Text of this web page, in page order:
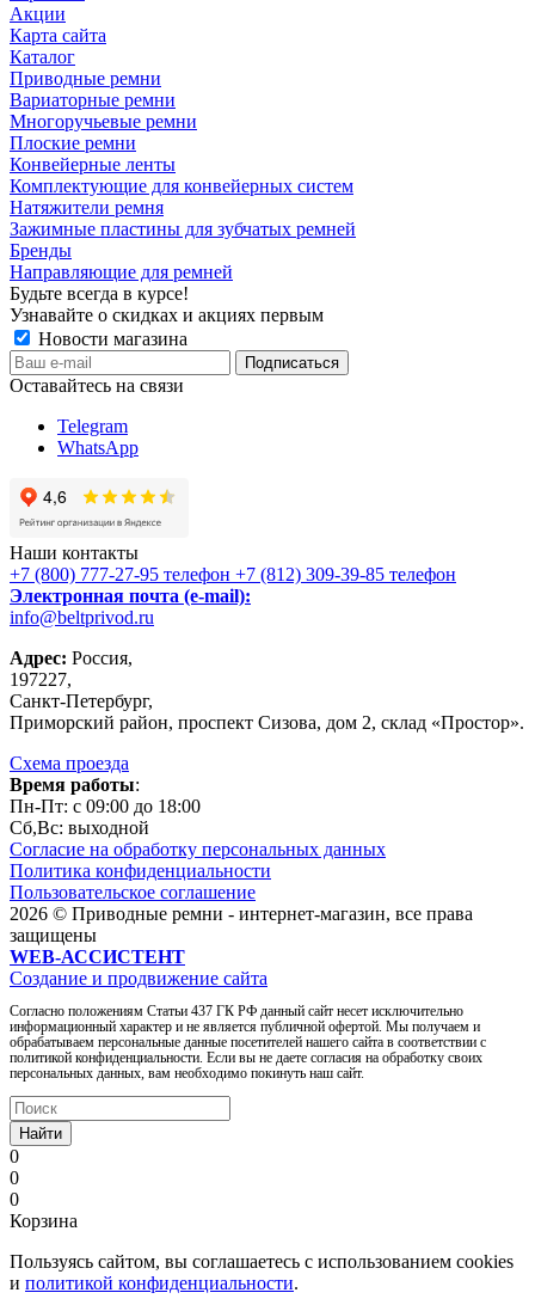
Акции
Карта сайта
Каталог
Приводные ремни
Вариаторные ремни
Многоручьевые ремни
Плоские ремни
Конвейерные ленты
Комплектующие для конвейерных систем
Натяжители ремня
Зажимные пластины для зубчатых ремней
Бренды
Направляющие для ремней
Будьте всегда в курсе!
Узнавайте о скидках и акциях первым
Новости магазина
Оставайтесь на связи
Telegram
WhatsApp
Наши контакты
+7 (800) 777-27-95 телефон +7 (812) 309-39-85 телефон
Электронная почта (e-mail):
info@beltprivod.ru
Адрес: Россия,
197227,
Санкт-Петербург,
Приморский район, проспект Сизова, дом 2, склад «Простор».
Схема проезда
Время работы:
Пн-Пт: c 09:00 до 18:00
Сб,Вc: выходной
Согласие на обработку персональных данных
Политика конфиденциальности
Пользовательское соглашение
2026 © Приводные ремни - интернет-магазин, все права
защищены
WEB-АССИСТЕНТ
Создание и продвижение сайта
Согласно положениям Статьи 437 ГК РФ данный сайт несет исключительно
информационный характер и не является публичной офертой. Мы получаем и
обрабатываем персональные данные посетителей нашего сайта в соответствии с
политикой конфиденциальности. Если вы не даете согласия на обработку своих
персональных данных, вам необходимо покинуть наш сайт.
Найти
0
0
0
Корзина
Пользуясь сайтом, вы соглашаетесь с использованием cookies
и политикой конфиденциальности.